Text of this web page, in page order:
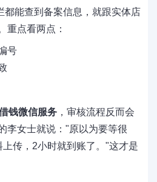
都能查到备案信息，就跟实体店
重点看两点：
号
钱微信服务 ，审核流程反而会
李女士就说："原以为要等很
传，2小时就到账了。"这才是